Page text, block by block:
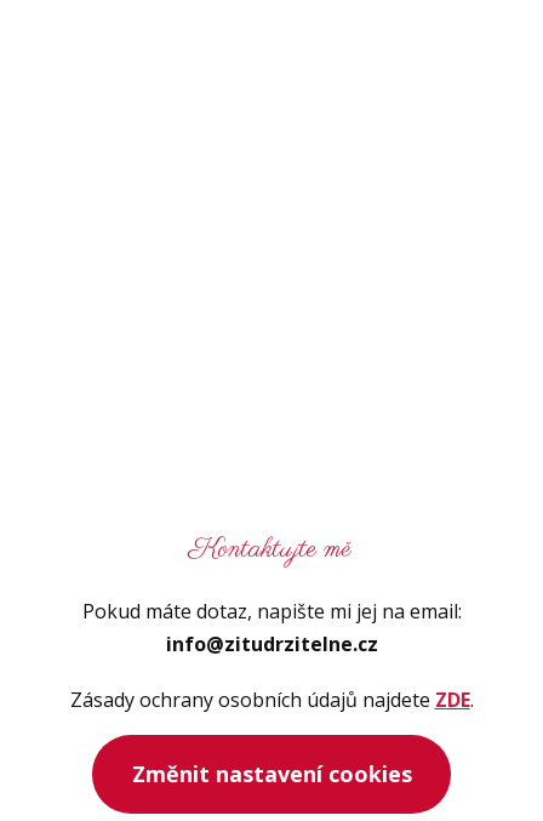
Kontaktujte mě
Pokud máte dotaz, napište mi jej na email:
info@zitudrzitelne.cz
Zásady ochrany osobních údajů najdete ZDE.
Změnit nastavení cookies